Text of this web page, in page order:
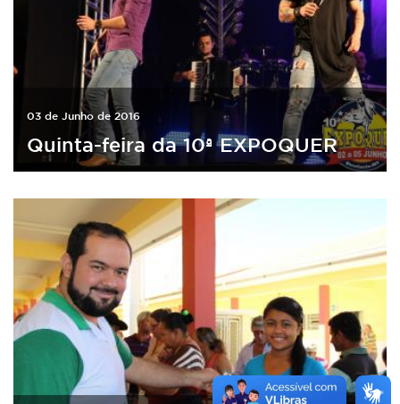
03 de Junho de 2016
Quinta-feira da 10ª EXPOQUER